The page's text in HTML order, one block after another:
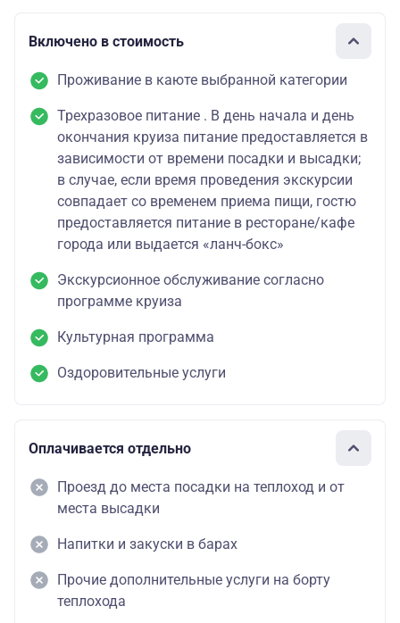
Включено в стоимость
Проживание в каюте выбранной категории
Трехразовое питание . В день начала и день
окончания круиза питание предоставляется в
зависимости от времени посадки и высадки;
в случае, если время проведения экскурсии
совпадает со временем приема пищи, гостю
предоставляется питание в ресторане/кафе
города или выдается «ланч-бокс»
Экскурсионное обслуживание согласно
программе круиза
Культурная программа
Оздоровительные услуги
Оплачивается отдельно
Проезд до места посадки на теплоход и от
места высадки
Напитки и закуски в барах
Прочие дополнительные услуги на борту
теплохода